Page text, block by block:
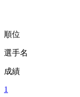
順位
選手名
成績
1